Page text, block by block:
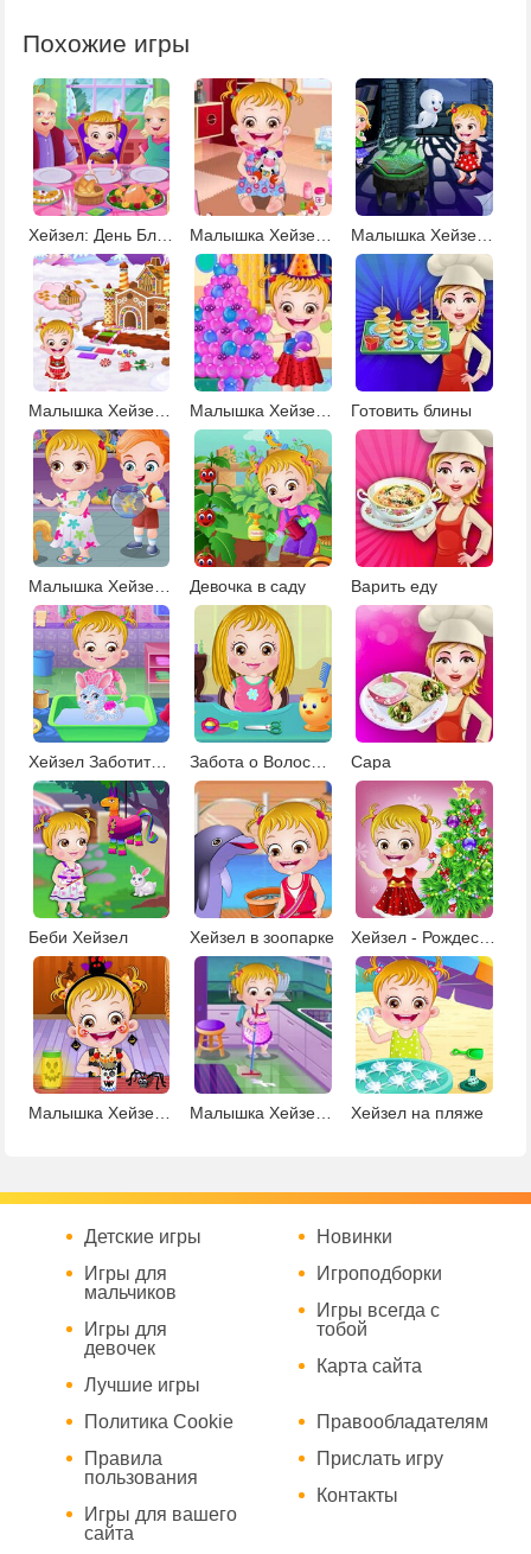
Похожие игры
Хейзел: День Благодарения Малышка Хейзел на операции Малышка Хейзел: Приключения в Замке
Малышка Хейзел пряничный домик Малышка Хейзел Новый Год Готовить блины
Малышка Хейзел 4 Девочка в саду Варить еду
Хейзел Заботиться о Кролике Забота о Волосах Хейзел Сара
Беби Хейзел Хейзел в зоопарке Хейзел - Рождественское время
Малышка Хейзел: рукоделие на Хэллоуин Малышка Хейзел: Уборка Хейзел на пляже
Детские игры
Игры для
мальчиков
Игры для
девочек
Лучшие игры
Новинки
Игроподборки
Игры всегда с
тобой
Карта сайта
Политика Cookie
Правила
пользования
Игры для вашего
сайта
Правообладателям
Прислать игру
Контакты